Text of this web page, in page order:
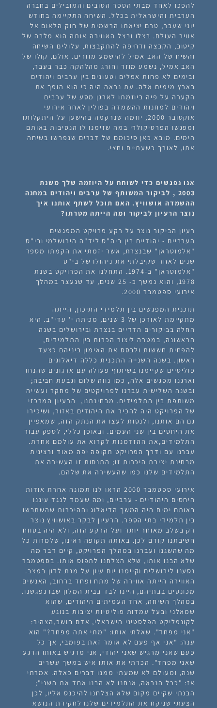
להפכו לאחד מבתי הספר הטובים והמובילים בחברה
הערבית והישראלית בכלל. השיחה התקיימה בחודש
יוני שעבר, טרם יציאתו הרשמית של חוק הלאום אל
אוויר העולם. בצלו ובצל האווירה אותה הוא מלבה של
קיטוב, הקבצה ודחיפה להתקבצות, עלולים השיחה
והשיח של האב אמיל להישמע מוזרים. אולם, קולו של
האב אמיל, נשמע מוזר וחורג מהלהקה כבר בעבר,
ובימים לא פחות אפלים וטעונים בין ערבים ויהודים
בארץ מימים אלה. עת נראה היה כי הוא הופך את
הקערה על פיה ביוזמתו לארגן מסע של ערבים
ויהודים למחנות ההשמדה בפולין לאחר אירועי
אוקטובר 2000; יוזמה שנרקמה בהישען על היתקלותו
ומפגשו הפרטיקולרי במה שזימנו לו הנסיבות באותם
הימים. מובא כאן סיכומם של דברים שנפרשו בשיחה
אתו, לאורך כשעתיים וחצי.
אנו נפגשים כדי לשוחח על היוזמה שלך משנת
2003 , לביקור המשותף של ערבים ויהודים במחנה
ההשמדה אושוויץ. האם תוכל לשתף אותנו איך
נוצר הרעיון לביקור ומה הייתה מטרתו?
רעיון הביקור נוצר על רקע פרויקט המפגשים
הערביים - יהודיים בין ביה"ס ליד"ה הירושלמי ובי"ס
"אלמוטראן" שבנצרת, אשר יזמתי את הקמתו מספר
שנים לאחר שקיבלתי את ניהולו של בי"ס
"אלמוטראן" ב-1974. התחלנו את הפרויקט בשנת
1978, והוא נמשך כ- 25 שנים, עד שנעצר במהלך
אירועי ספטמבר 2000.
תוכנית המפגשים בין תלמידי התיכון, הייתה
מתקיימת לאורכן של 3 שנים, מכיתה י' עדי"ב. היא
החלה בביקורים הדדיים בנצרת ובירושלים בשנה
הראשונה, במטרה ליצור הכרות בין התלמידים,
להפחית חששות ולבסס את האימון ביניהם כצעד
ראשון. בשנה השנייה התכנית כללה דיאלוגים
פוליטיים שקיימנו בשיתוף פעולה עם ארגונים שהנחו
וארגנו מפגשים אלה, כמו נווה שלום וגבעת חביבה;
ובשנה השלישית עברנו לפרויקטים של מחקר ועשייה
משותפת בין התלמידים. מבחינתנו, הרעיון המרכזי
של הפרויקט היה להכיר את היהודים באזור, ושיכירו
גם הם אותנו, ולנסות לעצו את הנתק הזה, שמאפיין
את היחסים בין שני העמים. ובאופן כללי, לספק עבור
התלמידים,את ההזדמנות לקרוא את עולמם אחרת.
עברנו עם ודרך הפרויקט תקופה יפה מאוד ורצינית
מבחינת יצירת היכרות זו; התנסות זו העשירה את
התלמידים שלנו כמו שהעשירה את שלהם.
אירועי ספטמבר 2000 הראו לנו תמונה אחרת אודות
היחסים היהודיים - ערביים, ומה שעמד לנגד עיננו
באותם ימים היה המשך הדיאלוג וההיכרות שהשתבשו
בין תלמידי בתי הספר. הרעיון לבקר באושוויץ נוצר
רק בשלב מאוחר יותר ועל הרקע הזה, ולא היה בטווח
חשיבתנו קודם לכן. באותה תקופה ראינו, שלמרות כל
מה שהשגנו ועברנו במהלך הפרויקט, קיים דבר מה
שלא הבנו אותו, שלא הצלחנו לתפוס אותו. בספטמבר
נסענו לירושלים וקיימנו יום עיון על מנת לדון במצב.
האווירה הייתה אווירה של מתח ופחד ברחוב, האנשים
מכונסים בבתיהם, היינו לבד בבית המלון שבו נפגשנו.
במהלך השיחה, אחד העמיתים היהודים, שהוא
שמאלני ובעל עמדות פוליטיות יציבות בנוגע
לקונפליקט הפלסטיני הישראלי, אדם חושב,הצהיר:
"אני מפחד". שאלתי אותו: "מתי אתה מפחד?" הוא
ענה: "אני אף פעם לא אומר זאת בפומבי, אך כל
פעם שאני מרגיש שאני יהודי, אני מרגיש באותו הרגע
שאני מפחד". הכרתי את אותו איש במשך עשרים
שנה, ומעולם לא שמעתי ממנו דברים כאלה. אמרתי
אז: "ככל הנראה, אנחנו לא הבנו אחד את השני";
הבנתי שקיים מקום שלא הצלחנו להיכנס אליו, לכן
הצעתי שניקח את התלמידים שלנו לחקירת הנושא